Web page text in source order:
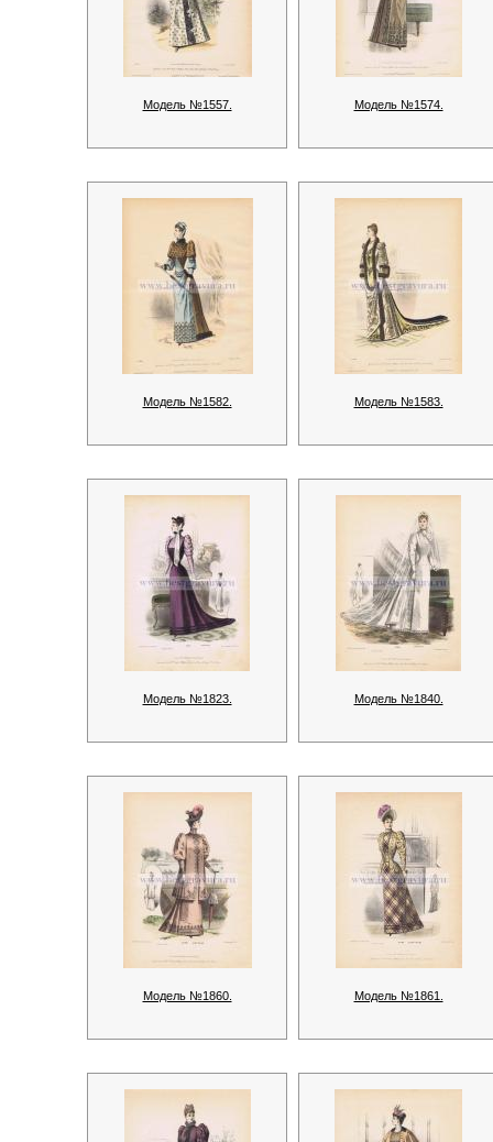
Модель №1557. Модель №1574.
Модель №1582. Модель №1583.
Модель №1823. Модель №1840.
Модель №1860. Модель №1861.